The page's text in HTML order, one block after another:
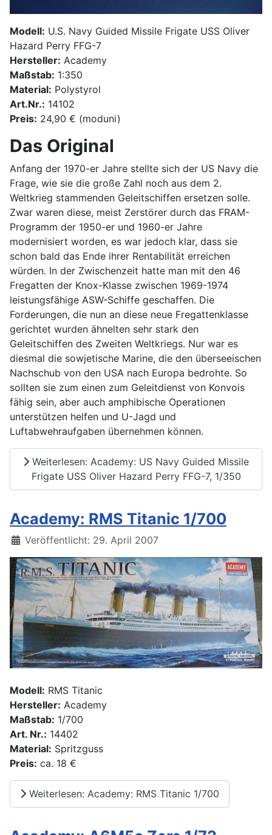
Modell: U.S. Navy Guided Missile Frigate USS Oliver
Hazard Perry FFG-7
Hersteller: Academy
Maßstab: 1:350
Material: Polystyrol
Art.Nr.: 14102
Preis: 24,90 € (moduni)
Das Original
Anfang der 1970-er Jahre stellte sich der US Navy die
Frage, wie sie die große Zahl noch aus dem 2.
Weltkrieg stammenden Geleitschiffen ersetzen solle.
Zwar waren diese, meist Zerstörer durch das FRAM-
Programm der 1950-er und 1960-er Jahre
modernisiert worden, es war jedoch klar, dass sie
schon bald das Ende ihrer Rentabilität erreichen
würden. In der Zwischenzeit hatte man mit den 46
Fregatten der Knox-Klasse zwischen 1969-1974
leistungsfähige ASW-Schiffe geschaffen. Die
Forderungen, die nun an diese neue Fregattenklasse
gerichtet wurden ähnelten sehr stark den
Geleitschiffen des Zweiten Weltkriegs. Nur war es
diesmal die sowjetische Marine, die den überseeischen
Nachschub von den USA nach Europa bedrohte. So
sollten sie zum einen zum Geleitdienst von Konvois
fähig sein, aber auch amphibische Operationen
unterstützen helfen und U-Jagd und
Luftabwehraufgaben übernehmen können.
Weiterlesen: Academy: US Navy Guided Missile
Frigate USS Oliver Hazard Perry FFG-7, 1/350
Academy: RMS Titanic 1/700
Details
Veröffentlicht: 29. April 2007
Modell: RMS Titanic
Hersteller: Academy
Maßstab: 1/700
Art. Nr.: 14402
Material: Spritzguss
Preis: ca. 18 €
Weiterlesen: Academy: RMS Titanic 1/700